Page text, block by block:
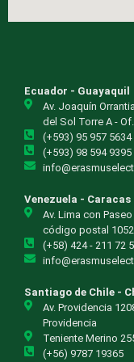
Ecuador - Guayaquil
Av. Joaquín
del Sol Torre A -
(+593) 95 957 5634
(+593) 98 594 9395
Venezuela - Caracas
Av. Lima con
código postal
(+58) 424 - 211 72
Santiago de Chile -
Av. Providencia
Providencia
Teniente Merino
(+56) 9787 19365